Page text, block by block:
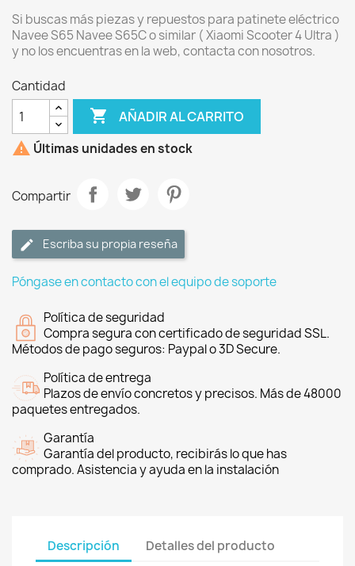
Si buscas más piezas y repuestos para patinete eléctrico
Navee S65 Navee S65C o similar ( Xiaomi Scooter 4 Ultra )
y no los encuentras en la web, contacta con nosotros.
Cantidad
 AÑADIR AL CARRITO
 Últimas unidades en stock
Compartir
Escriba su propia reseña
Póngase en contacto con el equipo de soporte
Política de seguridad
Compra segura con certificado de seguridad SSL.
Métodos de pago seguros: Paypal o 3D Secure.
Política de entrega
Plazos de envío concretos y precisos. Más de 48000
paquetes entregados.
Garantía
Garantía del producto, recibirás lo que has
comprado. Asistencia y ayuda en la instalación
Descripción Detalles del producto